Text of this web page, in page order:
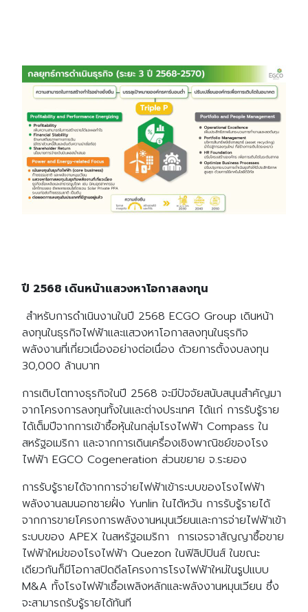
ปี 2568 เดินหน้าแสวงหาโอกาสลงทุน
สำหรับการดำเนินงานในปี 2568 ECGO Group เดินหน้า
ลงทุนในธุรกิจไฟฟ้าและแสวงหาโอกาสลงทุนในธุรกิจ
พลังงานที่เกี่ยวเนื่องอย่างต่อเนื่อง ด้วยการตั้งงบลงทุน
30,000 ล้านบาท
การเติบโตทางธุรกิจในปี 2568 จะมีปัจจัยสนับสนุนสำคัญมา
จากโครงการลงทุนทั้งในและต่างประเทศ ได้แก่ การรับรู้ราย
ได้เต็มปีจากการเข้าซื้อหุ้นในกลุ่มโรงไฟฟ้า Compass ใน
สหรัฐอเมริกา และจากการเดินเครื่องเชิงพาณิชย์ของโรง
ไฟฟ้า EGCO Cogeneration ส่วนขยาย จ.ระยอง
การรับรู้รายได้จากการจ่ายไฟฟ้าเข้าระบบของโรงไฟฟ้า
พลังงานลมนอกชายฝั่ง Yunlin ในไต้หวัน การรับรู้รายได้
จากการขายโครงการพลังงานหมุนเวียนและการจ่ายไฟฟ้าเข้า
ระบบของ APEX ในสหรัฐอเมริกา การเจรจาสัญญาซื้อขาย
ไฟฟ้าใหม่ของโรงไฟฟ้า Quezon ในฟิลิปปินส์ ในขณะ
เดียวกันก็มีโอกาสปิดดีลโครงการโรงไฟฟ้าใหม่ในรูปแบบ
M&A ทั้งโรงไฟฟ้าเชื้อเพลิงหลักและพลังงานหมุนเวียน ซึ่ง
จะสามารถรับรู้รายได้ทันที